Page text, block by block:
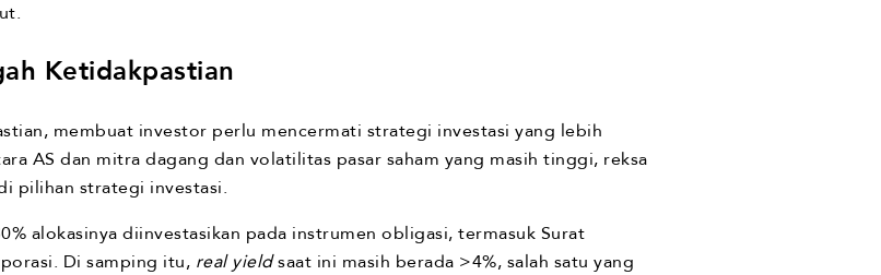
Ketidakpastian
membuat investor perlu mencermati strategi investasi yang lebih
AS dan mitra dagang dan volatilitas pasar saham yang masih tinggi, reksa
pilihan strategi investasi.
alokasinya diinvestasikan pada instrumen obligasi, termasuk Surat
Di samping itu, real yieldsaat ini masih berada >4%, salah satu yang